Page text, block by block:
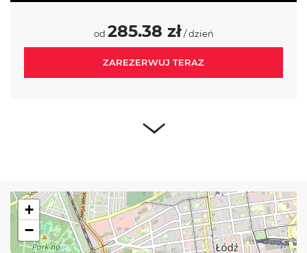
od 285.38 zł/ dzień
ZAREZERWUJ TERAZ
+
−